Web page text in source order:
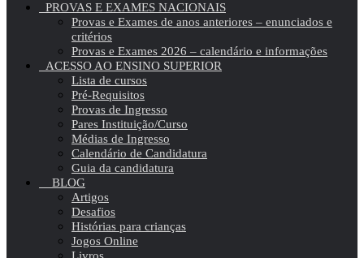
PROVAS E EXAMES NACIONAIS
Provas e Exames de anos anteriores – enunciados e
critérios
Provas e Exames 2026 – calendário e informações
ACESSO AO ENSINO SUPERIOR
Lista de cursos
Pré-Requisitos
Provas de Ingresso
Pares Instituição/Curso
Médias de Ingresso
Calendário de Candidatura
Guia da candidatura
BLOG
Artigos
Desafios
Histórias para crianças
Jogos Online